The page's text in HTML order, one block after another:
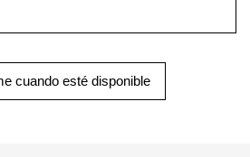
cuando esté disponible